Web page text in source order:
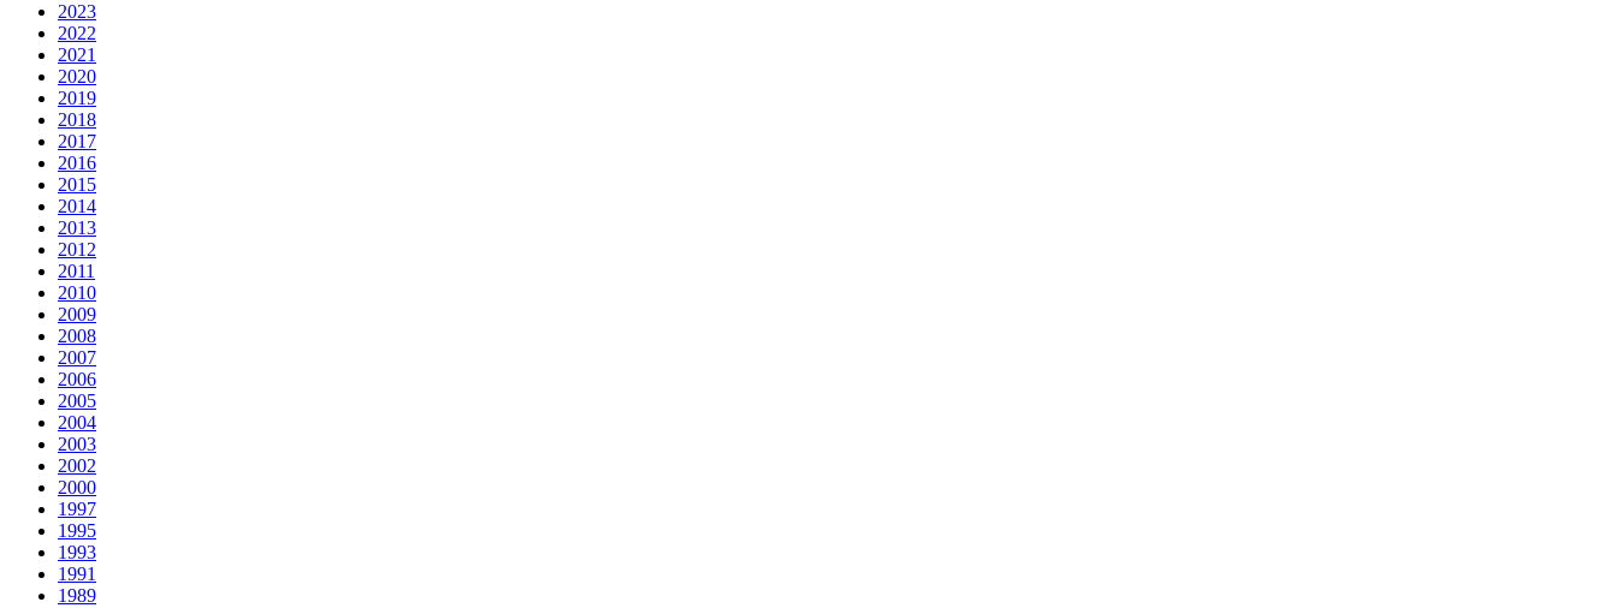
2023
2022
2021
2020
2019
2018
2017
2016
2015
2014
2013
2012
2011
2010
2009
2008
2007
2006
2005
2004
2003
2002
2000
1997
1995
1993
1991
1989